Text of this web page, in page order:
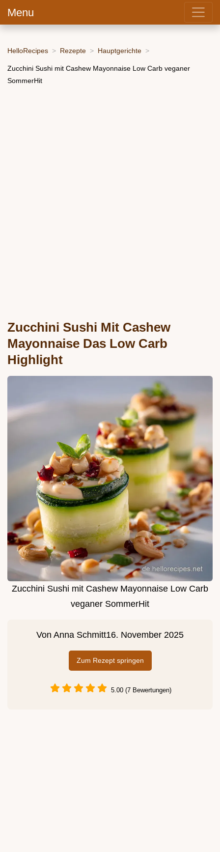
Menu
HelloRecipes Rezepte Hauptgerichte
Zucchini Sushi mit Cashew Mayonnaise Low Carb veganer
SommerHit
Zucchini Sushi Mit Cashew
Mayonnaise Das Low Carb
Highlight
Zucchini Sushi mit Cashew Mayonnaise Low Carb
veganer SommerHit
Von Anna Schmitt16. November 2025
Zum Rezept springen
5.00 (7 Bewertungen)